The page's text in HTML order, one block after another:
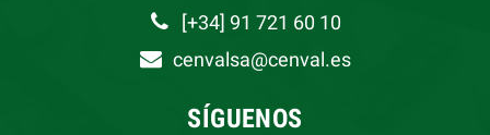
[+34] 91 721 60 10
cenvalsa@cenval.es
SÍGUENOS